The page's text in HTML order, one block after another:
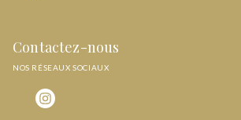
Contactez-nous
NOS RÉSEAUX SOCIAUX